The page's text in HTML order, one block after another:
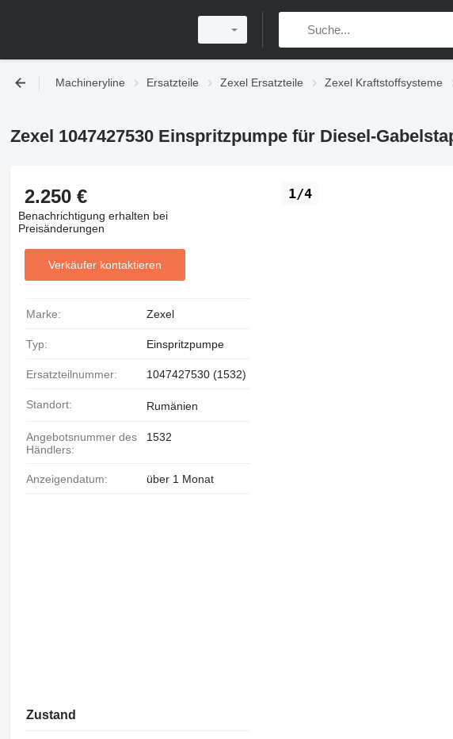
Machineryline Ersatzteile Zexel Ersatzteile Zexel Kraftstoffsysteme
Zexel 1047427530 Einspritzpumpe für Diesel-
1/4
2.250 €
Benachrichtigung erhalten bei
Preisänderungen
Verkäufer kontaktieren
Marke: Zexel
Typ: Einspritzpumpe
Ersatzteilnummer: 1047427530 (1532)
Standort: Rumänien
Angebotsnummer des
Händlers:
1532
Anzeigendatum: über 1 Monat
Zustand